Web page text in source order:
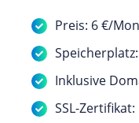
Preis: 6 €/
Inklusive
SSL-